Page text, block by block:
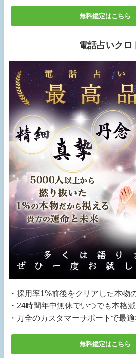
無料鑑定はこちら
電話占いクロ
・採用率1%前後をクリアした本物
・24時間年中無休でいつでも本格
・万全のカスタマーサポートで最
無料鑑定はこちら